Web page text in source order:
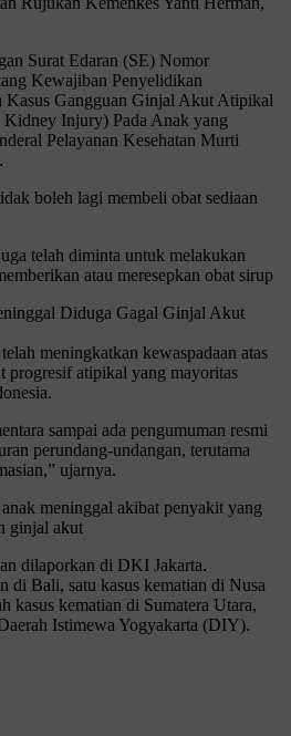
Surat Edaran (SE) Nomor
Kewajiban Penyelidikan
Kasus Gangguan Ginjal Akut Atipikal
Injury) Pada Anak yang
Pelayanan Kesehatan Murti
boleh lagi membeli obat sediaan
telah diminta untuk melakukan
atau meresepkan obat sirup
Diduga Gagal Ginjal Akut
meningkatkan kewaspadaan atas
progresif atipikal yang mayoritas
sampai ada pengumuman resmi
perundang-undangan, terutama
ujarnya.
meninggal akibat penyakit yang
ginjal akut
dilaporkan di DKI Jakarta.
di Bali, satu kasus kematian di Nusa
kasus kematian di Sumatera Utara,
Istimewa Yogyakarta (DIY).